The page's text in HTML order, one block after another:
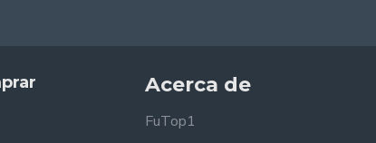
Acerca de
FuTop1